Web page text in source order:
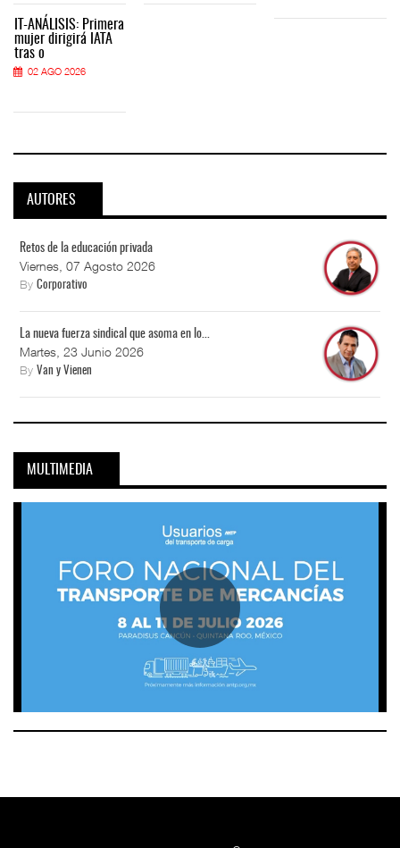
IT-ANÁLISIS: Primera
mujer dirigirá IATA
tras o
02 AGO 2026
AUTORES
Retos de la educación privada
Viernes, 07 Agosto 2026
By Corporativo
La nueva fuerza sindical que asoma en lo...
Martes, 23 Junio 2026
By Van y Vienen
MULTIMEDIA